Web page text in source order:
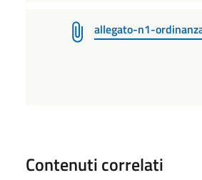
allegato-n1-
Contenuti correlati